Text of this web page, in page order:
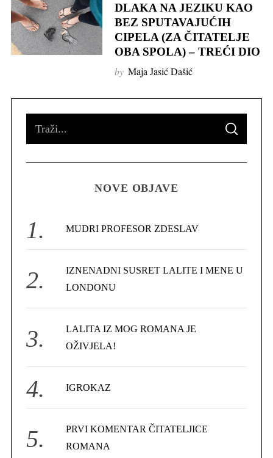
DLAKA NA JEZIKU KAO
BEZ SPUTAVAJUĆIH
CIPELA (ZA ČITATELJE
OBA SPOLA) – TREĆI DIO
by Maja Jasić Dašić
o
S
A
C
NOVE OBJAVE
MUDRI PROFESOR ZDESLAV
IZNENADNI SUSRET LALITE I MENE U
LONDONU
LALITA IZ MOG ROMANA JE
OŽIVJELA!
IGROKAZ
PRVI KOMENTAR ČITATELJICE
ROMANA